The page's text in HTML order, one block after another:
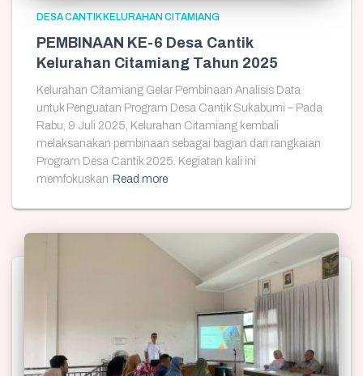
DESA CANTIK KELURAHAN CITAMIANG
PEMBINAAN KE-6 Desa Cantik
Kelurahan Citamiang Tahun 2025
Kelurahan Citamiang Gelar Pembinaan Analisis Data
untuk Penguatan Program Desa Cantik Sukabumi – Pada
Rabu, 9 Juli 2025, Kelurahan Citamiang kembali
melaksanakan pembinaan sebagai bagian dari rangkaian
Program Desa Cantik 2025. Kegiatan kali ini
memfokuskan Read more